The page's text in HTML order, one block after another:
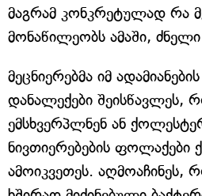
მაგრამ კონკრეტულად რა
მონაწილეობს ამაში,
მეცნიერებმა იმ
დანალექები შეისწავლეს,
ემსხვერპლნენ ან
ნივთიერებების
ამოიკვეთეს. აღმოაჩინეს,